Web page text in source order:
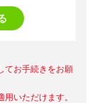
てお手続きをお願
いただけます。